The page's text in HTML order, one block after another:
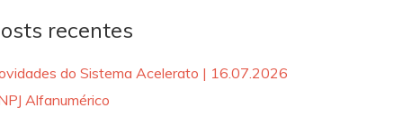
recentes
do Sistema Acelerato | 16.07.2026
Alfanumérico